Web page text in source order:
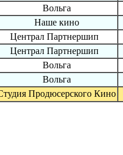
Вольга
Наше кино
Централ Партнершип
Централ Партнершип
Вольга
Вольга
Продюсерского Кино